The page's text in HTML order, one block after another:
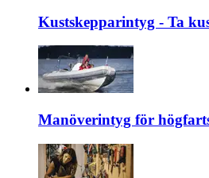
Kustskepparintyg - Ta
Manöverintyg för